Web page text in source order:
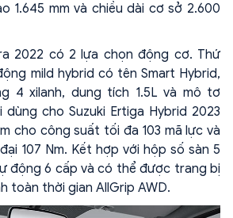
1.645 mm và chiều dài cơ sở 2.600
2022 có 2 lựa chọn động cơ. Thứ
mild hybrid có tên Smart Hybrid,
4 xilanh, dung tích 1.5L và mô tơ
cho Suzuki Ertiga Hybrid 2023
cho công suất tối đa 103 mã lực và
107 Nm. Kết hợp với hộp số sàn 5
động 6 cấp và có thể được trang bị
toàn thời gian AllGrip AWD.